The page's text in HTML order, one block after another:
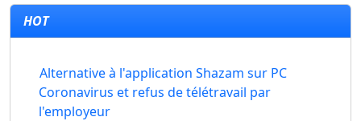
HOT
Alternative à l'application Shazam sur PC
Coronavirus et refus de télétravail par
l'employeur